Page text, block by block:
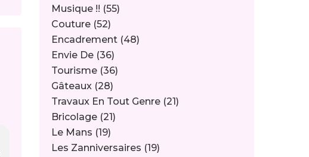
Musique !! (55)
Couture (52)
Encadrement (48)
Envie De (36)
Tourisme (36)
Gâteaux (28)
Travaux En Tout Genre (21)
Bricolage (21)
Le Mans (19)
Les Zanniversaires (19)